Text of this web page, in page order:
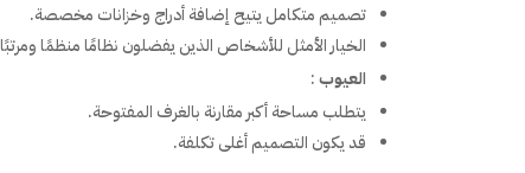
تصميم متكامل يتيح إضافة أدراج وخزانات مخصصة.
الخيار الأمثل للأشخاص الذين يفضلون نظامًا منظمًا
العيوب:
يتطلب مساحة أكبر مقارنة بالغرف المفتوحة.
قد يكون التصميم أغلى تكلفة.